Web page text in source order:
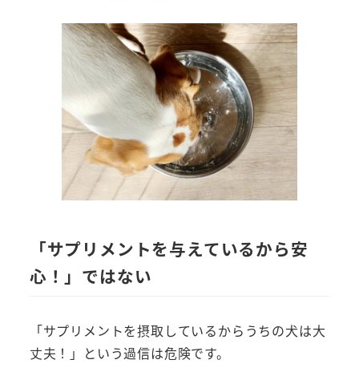
「サプリメントを与えているから安
心！」ではない
「サプリメントを摂取しているからうちの犬は大
丈夫！」という過信は危険です。